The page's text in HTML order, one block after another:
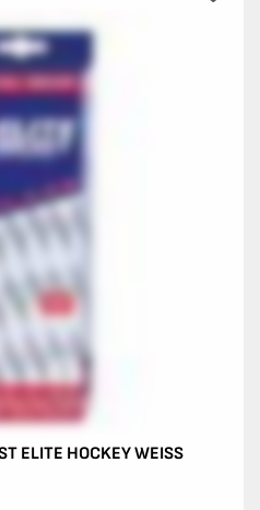
ELITE HOCKEY WEISS